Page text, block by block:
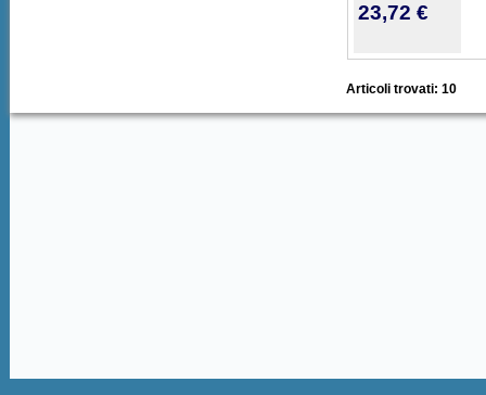
23,72 €
Articoli trovati: 10